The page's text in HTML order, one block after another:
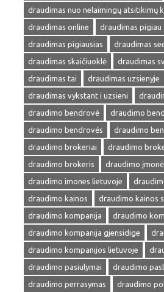
draudimas nuo nelaimingų atsitikimų
draudimas online
draudimas pigiau
draudimas pigiausias
draudimas
draudimas skaičiuoklė
draudimas
draudimas tai
draudimas uzsienyje
draudimas vykstant i uzsieni
draudimo bendrovė
draudimo
draudimo bendrovės
draudimo
draudimo brokeriai
draudimo
draudimo brokeris
draudimo
draudimo imones lietuvoje
draudimo kainos
draudimo kainos
draudimo kompanija
draudimo
draudimo kompanija gjensidige
draudimo kompanijos lietuvoje
draudimo pasiulymai
draudimo
draudimo perrasymas
draudimo